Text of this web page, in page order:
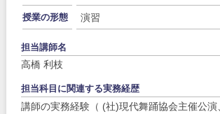
授業の形態 演習
担当講師名
高橋 利枝
担当科目に関連する実務経歴
講師の実務経験（ (社)現代舞踊協会主催公